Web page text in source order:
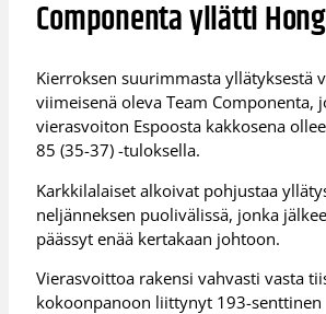
Componenta yllätti
Kierroksen suurimmasta yllätyksestä
viimeisenä oleva Team Componenta,
vierasvoiton Espoosta kakkosena
85 (35-37) -tuloksella.
Karkkilalaiset alkoivat pohjustaa
neljänneksen puolivälissä, jonka
päässyt enää kertakaan johtoon.
Vierasvoittoa rakensi vahvasti vasta
kokoonpanoon liittynyt 193-senttinen